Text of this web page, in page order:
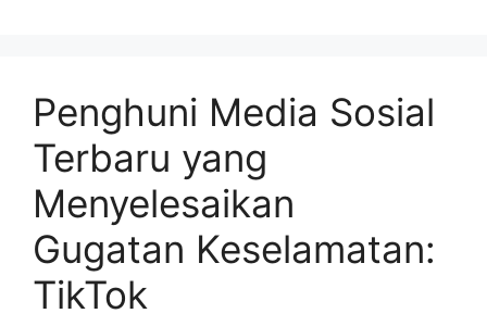
Penghuni Media Sosial
Terbaru yang
Menyelesaikan
Gugatan Keselamatan:
TikTok